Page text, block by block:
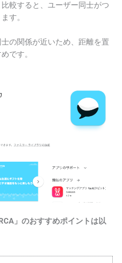
較すると、ユーザー同士がつ
す。
の関係が近いため、距離を置
です。
」のおすすめポイントは以